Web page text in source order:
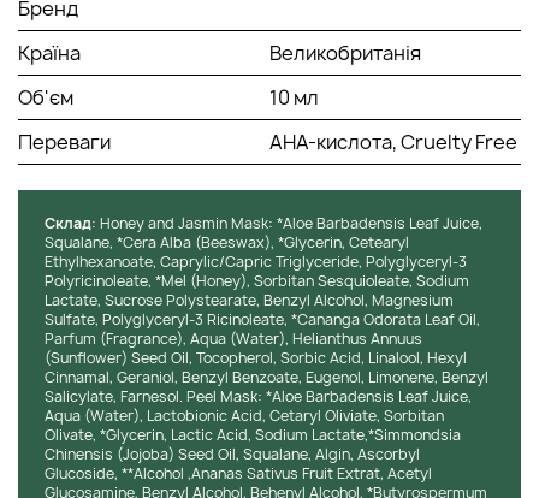
Бренд
Країна
Великобританія
Об'єм
10 мл
Переваги
AHA-кислота, Cruelty Free
Cклад: Honey and Jasmin Mask: *Aloe Barbadensis Leaf Juice,
Squalane, *Cera Alba (Beeswax), *Glycerin, Cetearyl
Ethylhexanoate, Caprylic/Capric Triglyceride, Polyglyceryl-3
Polyricinoleate, *Mel (Honey), Sorbitan Sesquioleate, Sodium
Lactate, Sucrose Polystearate, Benzyl Alcohol, Magnesium
Sulfate, Polyglyceryl-3 Ricinoleate, *Cananga Odorata Leaf Oil,
Parfum (Fragrance), Aqua (Water), Helianthus Annuus
(Sunflower) Seed Oil, Tocopherol, Sorbic Acid, Linalool, Hexyl
Cinnamal, Geraniol, Benzyl Benzoate, Eugenol, Limonene, Benzyl
Salicylate, Farnesol. Peel Mask: *Aloe Barbadensis Leaf Juice,
Aqua (Water), Lactobionic Acid, Cetaryl Oliviate, Sorbitan
Olivate, *Glycerin, Lactic Acid, Sodium Lactate,*Simmondsia
Chinensis (Jojoba) Seed Oil, Squalane, Algin, Ascorbyl
Glucoside, **Alcohol ,Ananas Sativus Fruit Extrat, Acetyl
Glucosamine, Benzyl Alcohol, Behenyl Alcohol, *Butyrospermum